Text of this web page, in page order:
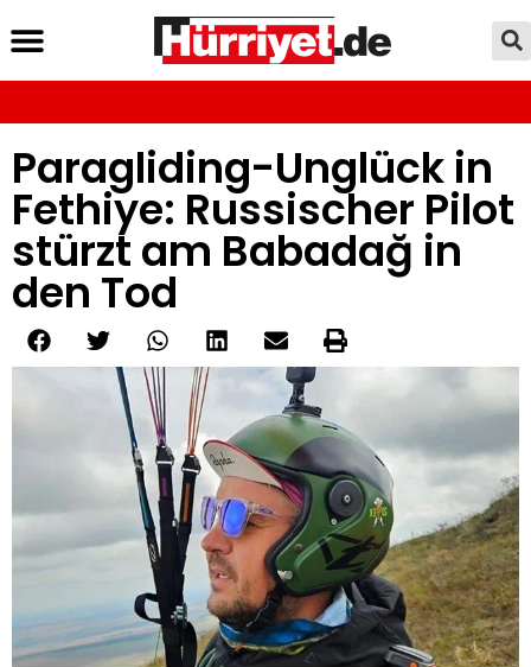
Paragliding-Unglück in
Fethiye: Russischer Pilot
stürzt am Babadağ in
den Tod